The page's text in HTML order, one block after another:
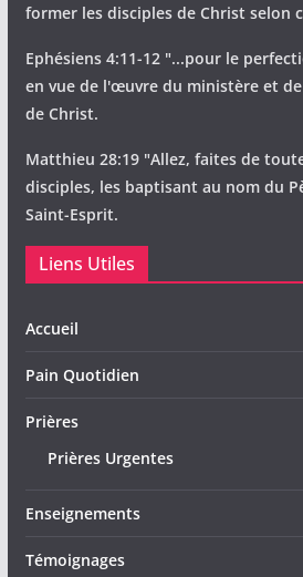
former les disciples de Christ selon
Ephésiens 4:11-12 "...pour le
en vue de l'œuvre du ministère et
de Christ.
Matthieu 28:19 "Allez, faites de
disciples, les baptisant au nom du
Saint-Esprit.
Liens Utiles
Accueil
Pain Quotidien
Prières
Prières Urgentes
Enseignements
Témoignages